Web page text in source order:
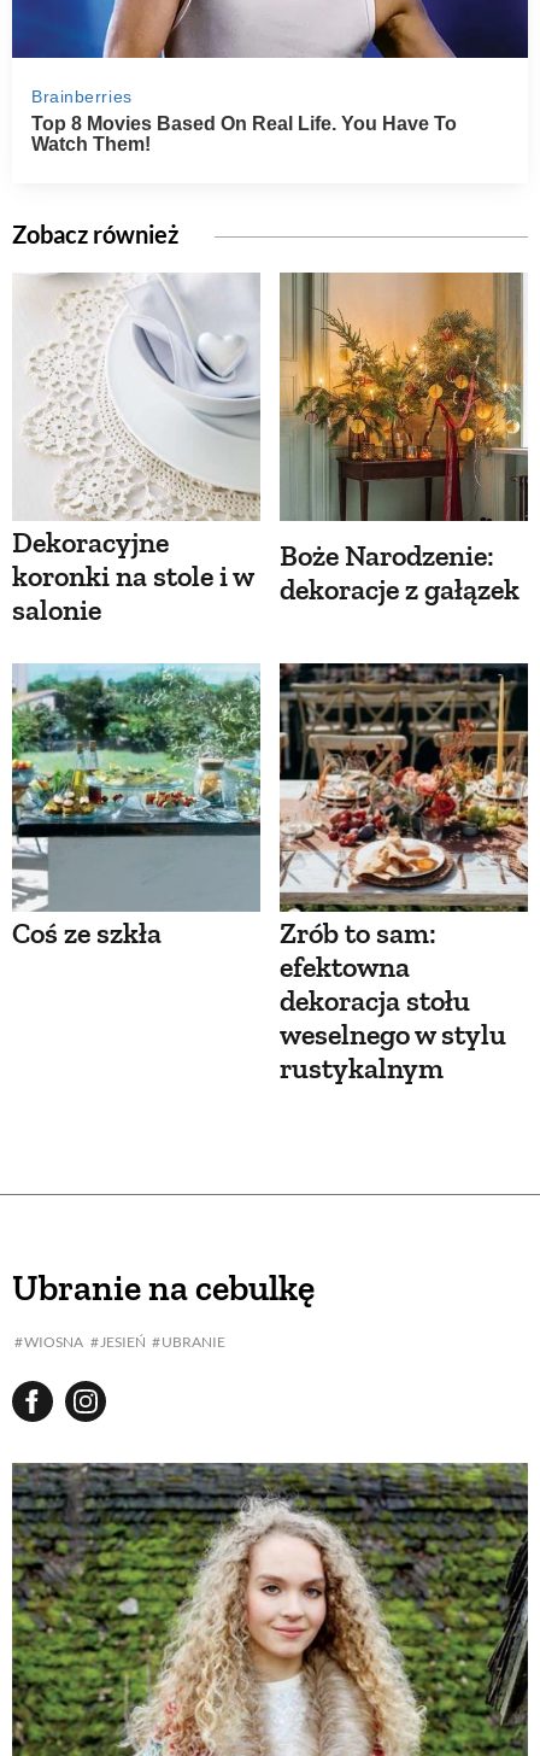
Zobacz również
Dekoracyjne
koronki na stole i w
salonie
Boże Narodzenie:
dekoracje z gałązek
Coś ze szkła
Zrób to sam:
efektowna
dekoracja stołu
weselnego w stylu
rustykalnym
Ubranie na cebulkę
WIOSNA JESIEŃ UBRANIE